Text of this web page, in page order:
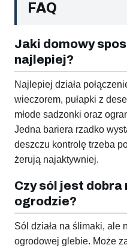
FAQ
Jaki domowy
najlepiej?
Najlepiej działa
wieczorem, pułapki z
młode sadzonki oraz
Jedna bariera rzadko
deszczu kontrolę trzeba
żerują najaktywniej.
Czy sól jest dobra
ogrodzie?
Sól działa na ślimaki, ale
ogrodowej glebie. Może